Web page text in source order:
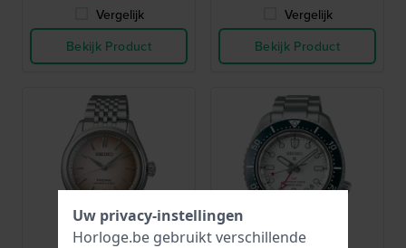
Vergelijk
Bekijk Product
Vergelijk
Bekijk Product
Uw privacy-instellingen
Horloge.be gebruikt verschillende